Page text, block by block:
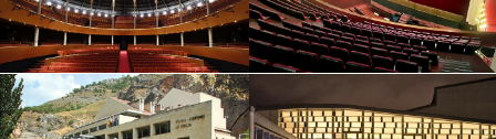
TEATRO CIRCO
Albacete
TEATRO MUNICIPAL QUIJANO
Ciudad Real